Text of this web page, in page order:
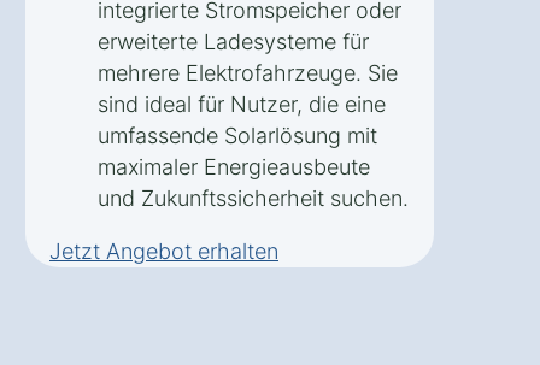
integrierte Stromspeicher oder
erweiterte Ladesysteme für
mehrere Elektrofahrzeuge. Sie
sind ideal für Nutzer, die eine
umfassende Solarlösung mit
maximaler Energieausbeute
und Zukunftssicherheit suchen.
Jetzt Angebot erhalten